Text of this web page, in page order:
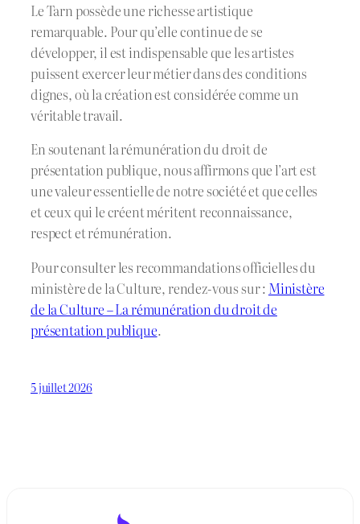
Le Tarn possède une richesse artistique
remarquable. Pour qu’elle continue de se
développer, il est indispensable que les artistes
puissent exercer leur métier dans des conditions
dignes, où la création est considérée comme un
véritable travail.
En soutenant la rémunération du droit de
présentation publique, nous affirmons que l’art est
une valeur essentielle de notre société et que celles
et ceux qui le créent méritent reconnaissance,
respect et rémunération.
Pour consulter les recommandations officielles du
ministère de la Culture, rendez-vous sur : Ministère
de la Culture – La rémunération du droit de
présentation publique.
5 juillet 2026